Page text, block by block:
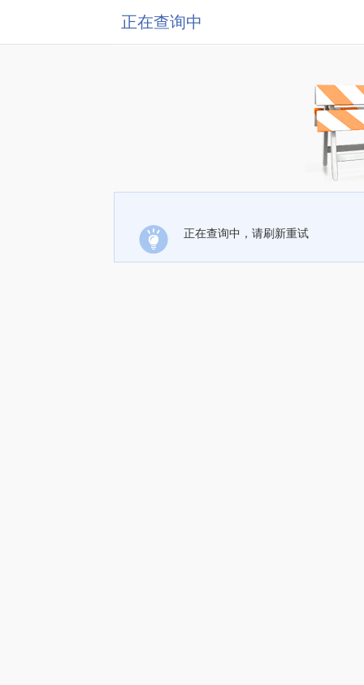
正在查询中
正在查询中，请刷新重试